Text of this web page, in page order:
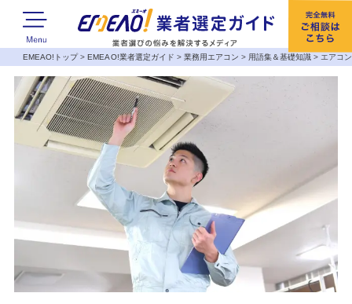
EMEAO!トップ>EMEAO!業者選定ガイド > 業務用エアコン > 用語集＆基礎知識 > エアコ